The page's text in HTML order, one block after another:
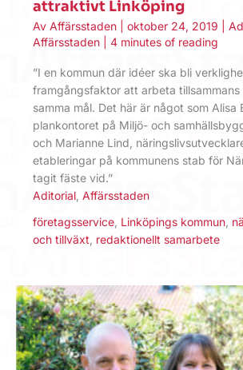
attraktivt Linköping
Av Affärsstaden oktober 24, 2019
Affärsstaden
4 minutes of reading
”I en kommun där idéer ska bli
framgångsfaktor att arbeta
samma mål. Det här är något som Alisa
plankontoret på Miljö- och
och Marianne Lind,
etableringar på kommunens stab för
tagit fäste vid.”
Aditorial Affärsstaden
företagsservice Linköpings kommun
och tillväxt redaktionellt samarbete